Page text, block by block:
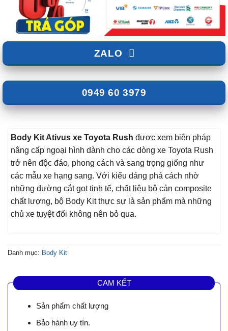
ZALO
0949 60 3979
Body Kit Ativus xe Toyota Rush được xem biện pháp
nâng cấp ngoại hình dành cho các dòng xe Toyota Rush
trở nên độc đáo, phong cách và sang trọng giống như
các mẫu xe hạng sang. Với kiểu dáng phá cách nhờ
những đường cắt gọt tinh tế, chất liệu bộ cản composite
chất lượng, bộ Body Kit thực sự là sản phẩm mà những
chủ xe tuyệt đối không nên bỏ qua.
Danh mục: Body Kit
CAM KẾT
Sản phẩm chất lượng
Bảo hành uy tín.